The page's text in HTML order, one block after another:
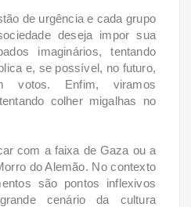
de urgência e cada grupo
deseja impor sua
imaginários, tentando
e, se possível, no futuro,
votos. Enfim, viramos
colher migalhas no
com a faixa de Gaza ou a
do Alemão. No contexto
são pontos inflexivos
cenário da cultura